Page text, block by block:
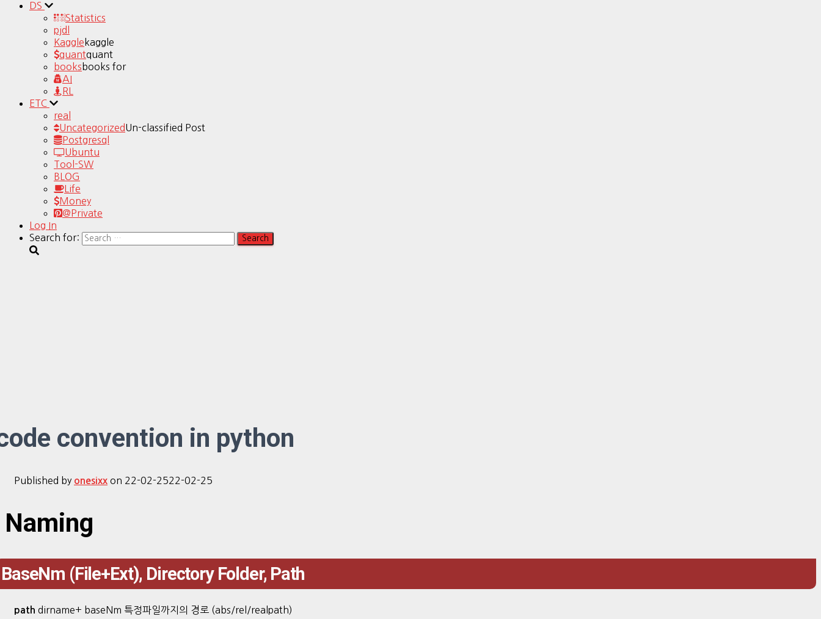
DS
Statistics
pjdl
Kaggle kaggle
quantquant
books books for
AI
RL
ETC
real
UncategorizedUn-classified Post
Postgresql
Ubuntu
Tool-SW
BLOG
Life
Money
@Private
Log In
Search for:
convention in python
Published by onesixx on 22-02-2522-02-25
Naming
BaseNm (File+Ext), Directory Folder, Path
path dirname+ baseNm 특정파일까지의 경로 (abs/rel/realpath)